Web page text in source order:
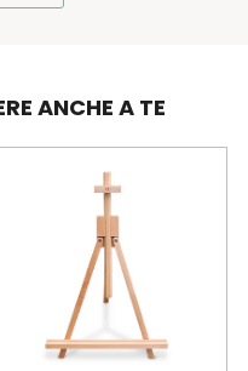
ANCHE A TE